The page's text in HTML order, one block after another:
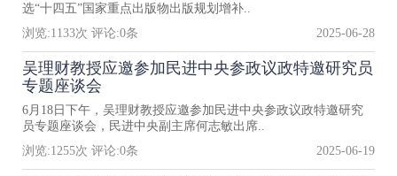
选“十四五”国家重点出版物出版规划增补..
浏览:1133次 评论:0条 2025-06-28
吴理财教授应邀参加民进中央参政议政特邀研究员
专题座谈会
6月18日下午，吴理财教授应邀参加民进中央参政议政特邀研究
员专题座谈会，民进中央副主席何志敏出席..
浏览:1255次 评论:0条 2025-06-19